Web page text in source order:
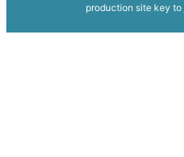
production site key to